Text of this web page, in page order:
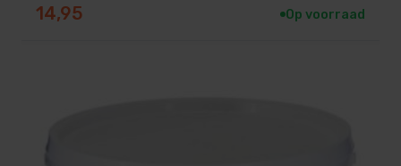
14,95 Op voorraad